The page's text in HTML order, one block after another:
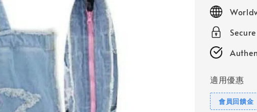
price
適用優惠
會員回饋金